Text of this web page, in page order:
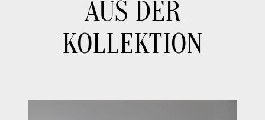
AUS DER
KOLLEKTION